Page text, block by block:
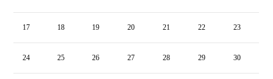
17 18 19 20 21 22 23
24 25 26 27 28 29 30